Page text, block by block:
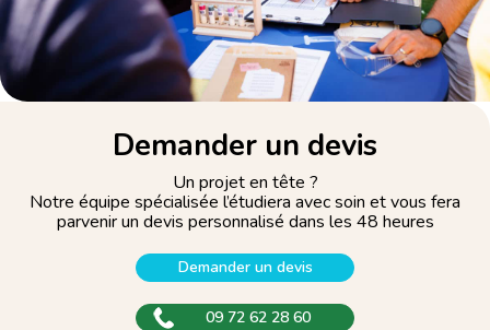
Demander un devis
Un projet en tête ?
Notre équipe spécialisée l’étudiera avec soin et vous fera
parvenir un devis personnalisé dans les 48 heures
Demander un devis
09 72 62 28 60